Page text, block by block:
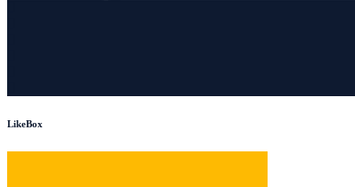
LikeBox